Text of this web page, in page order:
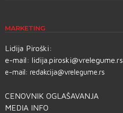
MARKETING
Lidija Piroški:
e-mail: lidija.piroski@vrelegume.rs
e-mail: redakcija@vrelegume.rs
CENOVNIK OGLAŠAVANJA
MEDIA INFO